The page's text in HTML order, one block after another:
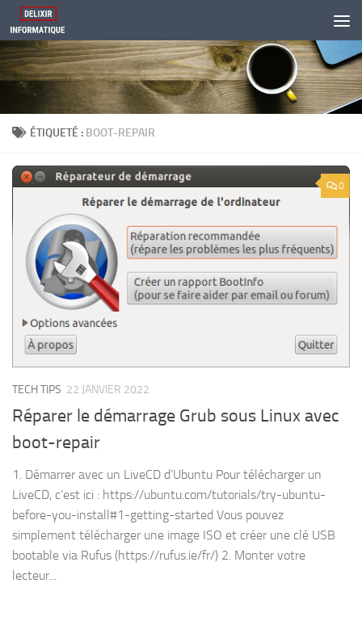
Skip to content
ÉTIQUETÉ : BOOT-REPAIR
0
TECH TIPS 22 JANVIER 2022
Réparer le démarrage Grub sous Linux avec
boot-repair
1. Démarrer avec un LiveCD d’Ubuntu Pour télécharger un
LiveCD, c’est ici : https://ubuntu.com/tutorials/try-ubuntu-
before-you-install#1-getting-started Vous pouvez
simplement télécharger une image ISO et créer une clé USB
bootable via Rufus (https://rufus.ie/fr/) 2. Monter votre
lecteur...